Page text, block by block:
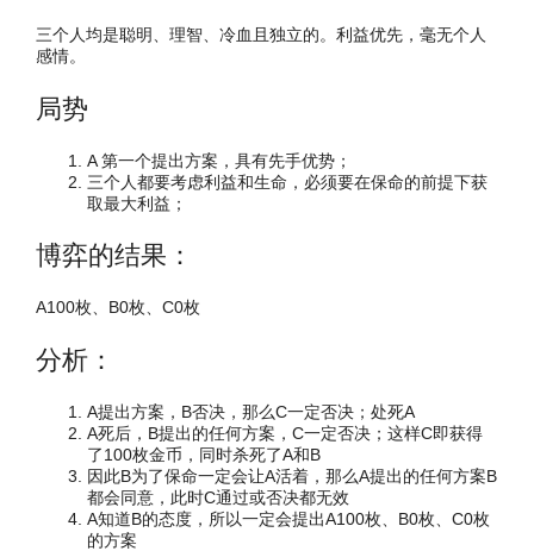
三个人均是聪明、理智、冷血且独立的。利益优先，毫无个人
感情。
局势
A 第一个提出方案，具有先手优势；
三个人都要考虑利益和生命，必须要在保命的前提下获
取最大利益；
博弈的结果：
A100枚、B0枚、C0枚
分析：
A提出方案，B否决，那么C一定否决；处死A
A死后，B提出的任何方案，C一定否决；这样C即获得
了100枚金币，同时杀死了A和B
因此B为了保命一定会让A活着，那么A提出的任何方案B
都会同意，此时C通过或否决都无效
A知道B的态度，所以一定会提出A100枚、B0枚、C0枚
的方案